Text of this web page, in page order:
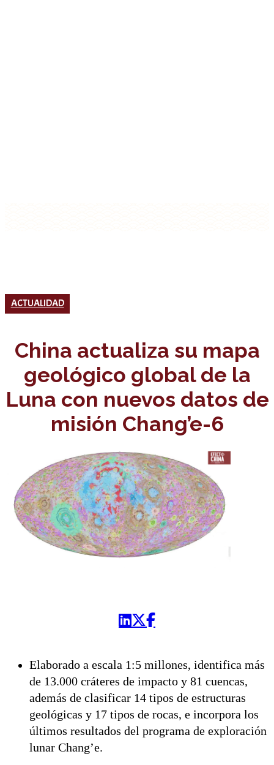
ACTUALIDAD
China actualiza su mapa
geológico global de la
Luna con nuevos datos de
misión Chang’e-6
Elaborado a escala 1:5 millones, identifica más
de 13.000 cráteres de impacto y 81 cuencas,
además de clasificar 14 tipos de estructuras
geológicas y 17 tipos de rocas, e incorpora los
últimos resultados del programa de exploración
lunar Chang’e.